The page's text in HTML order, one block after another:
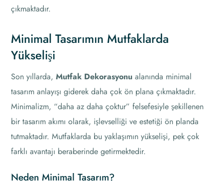
çıkmaktadır.
Minimal Tasarımın Mutfaklarda
Yükselişi
Son yıllarda,Mutfak Dekorasyonu alanında minimal
tasarım anlayışı giderek daha çok ön plana çıkmaktadır.
Minimalizm, “daha az daha çoktur” felsefesiyle şekillenen
bir tasarım akımı olarak, işlevselliği ve estetiği ön planda
tutmaktadır. Mutfaklarda bu yaklaşımın yükselişi, pek çok
farklı avantajı beraberinde getirmektedir.
Neden Minimal Tasarım?